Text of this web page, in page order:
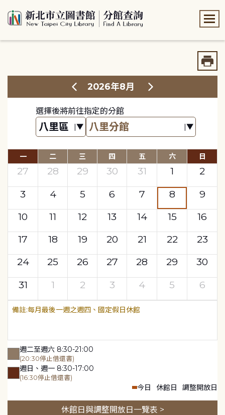
2026年8月
選擇後將前往指定的分館
一 二 三 四 五 六 日
27 28 29 30 31 1
2
3
4 5 6 7 8
9
10
11 12 13 14 15
16
17
18 19 20 21 22
23
24
25 26 27 28 29
30
31
1 2 3 4 5 6
每月最後一週之週四、國定假日休館
週二至週六 8:30-21:00
(20:30停止借還書)
週日、週一 8:30-17:00
(16:30停止借還書)
今日 休館日 調整開放日
休館日與調整開放日一覽表 >